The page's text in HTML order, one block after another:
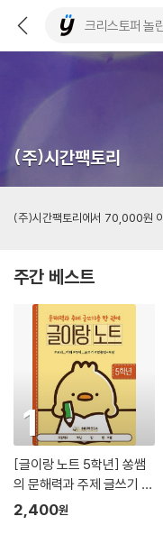
(주)시간팩토리
(주)시간팩토리에서 70,000원
주간 베스트
1
[글이랑 노트 5학년] 쏭쌤
의 문해력과 주제 글쓰기 및
교과 어휘 맞춤법 속담을 한
권에_쏭쌤교육연구소
2,400원